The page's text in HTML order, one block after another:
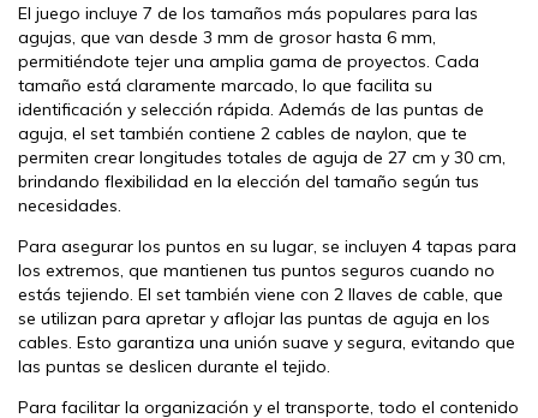
El juego incluye 7 de los tamaños más populares para las
agujas, que van desde 3 mm de grosor hasta 6 mm,
permitiéndote tejer una amplia gama de proyectos. Cada
tamaño está claramente marcado, lo que facilita su
identificación y selección rápida. Además de las puntas de
aguja, el set también contiene 2 cables de naylon, que te
permiten crear longitudes totales de aguja de 27 cm y 30 cm,
brindando flexibilidad en la elección del tamaño según tus
necesidades.
Para asegurar los puntos en su lugar, se incluyen 4 tapas para
los extremos, que mantienen tus puntos seguros cuando no
estás tejiendo. El set también viene con 2 llaves de cable, que
se utilizan para apretar y aflojar las puntas de aguja en los
cables. Esto garantiza una unión suave y segura, evitando que
las puntas se deslicen durante el tejido.
Para facilitar la organización y el transporte, todo el contenido